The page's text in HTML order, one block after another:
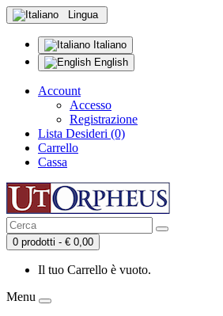
Lingua
Italiano
English
Account
Accesso
Registrazione
Lista Desideri (0)
Carrello
Cassa
0 prodotti - € 0,00
Il tuo Carrello è vuoto.
Menu